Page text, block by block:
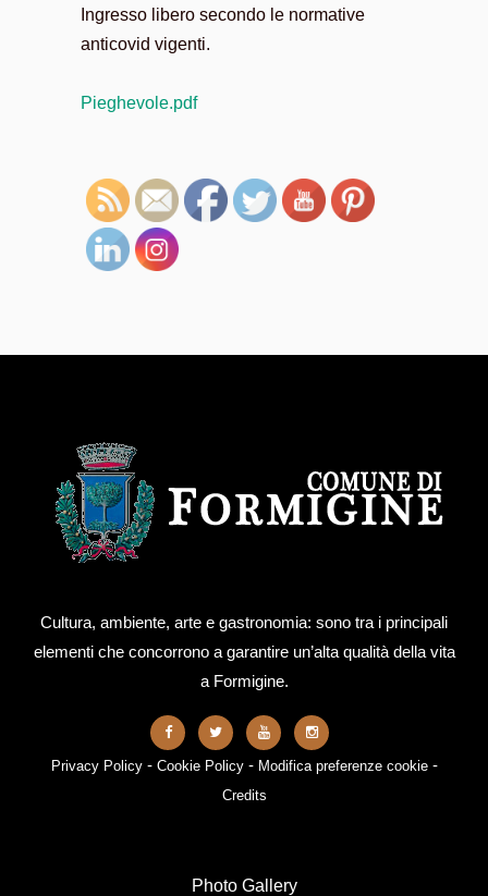
Ingresso libero secondo le normative
anticovid vigenti.
Pieghevole.pdf
Cultura, ambiente, arte e gastronomia: sono tra i principali
elementi che concorrono a garantire un’alta qualità della vita
a Formigine.
Privacy Policy- Cookie Policy- Modifica preferenze cookie-
Credits
Photo Gallery